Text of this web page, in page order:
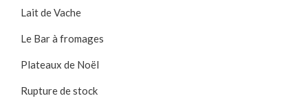
Lait de Vache
Le Bar à fromages
Plateaux de Noël
Rupture de stock